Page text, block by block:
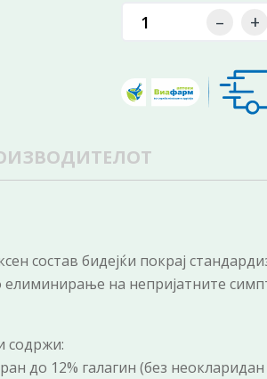
– +
состав бидејќи покрај
на непријатните
содржи:
до 12% галагин (без